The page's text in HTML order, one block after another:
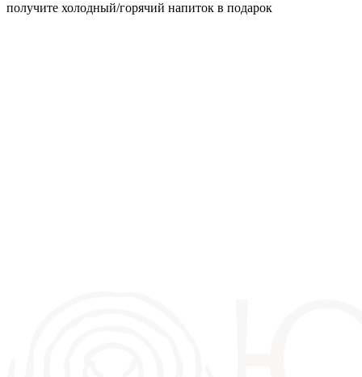
получите холодный/горячий напиток в подарок